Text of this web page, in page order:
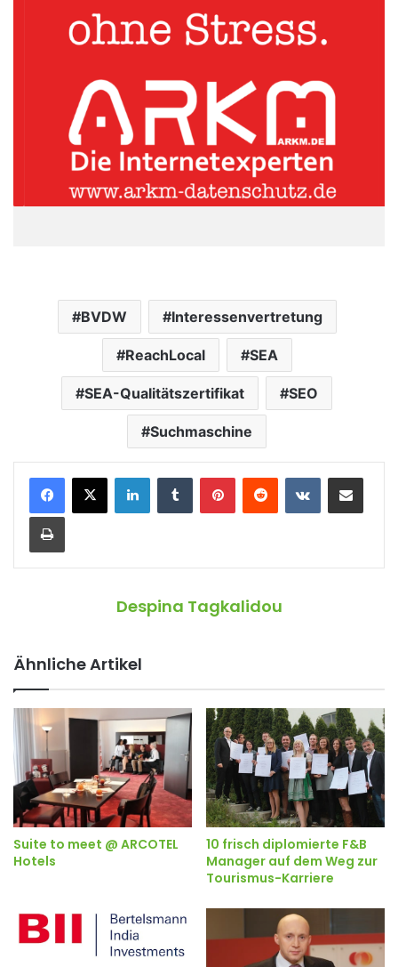
BVDW Interessenvertretung
ReachLocal SEA
SEA-Qualitätszertifikat SEO
Suchmaschine
Despina Tagkalidou
Ähnliche Artikel
Suite to meet @ ARCOTEL
Hotels
10 frisch diplomierte F&B
Manager auf dem Weg zur
Tourismus-Karriere